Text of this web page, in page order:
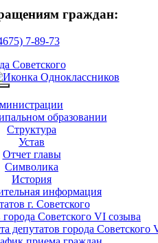
граждан:
7-89-73
образовании
Структура
Устав
Отчет главы
Символика
История
информация
г. Советского
Советского VI созыва
депутатов города Советского